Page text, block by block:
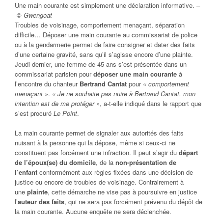
Une main courante est simplement une déclaration informative. –
© Gwengoat
Troubles de voisinage, comportement menaçant, séparation
difficile… Déposer une main courante au commissariat de police
ou à la gendarmerie permet de faire consigner et dater des faits
d’une certaine gravité, sans qu’il s’agisse encore d’une plainte.
Jeudi dernier, une femme de 45 ans s’est présentée dans un
commissariat parisien pourdéposer une main courante à
l’encontre du chanteur Bertrand Cantat pour « comportement
menaçant ». « Je ne souhaite pas nuire à Bertrand Cantat, mon
intention est de me protéger », a-t-elle indiqué dans le rapport que
s’est procuré Le Point.
La main courante permet de signaler aux autorités des faits
nuisant à la personne qui la dépose, même si ceux-ci ne
constituent pas forcément une infraction. Il peut s’agir du départ
de l’époux(se) du domicile, de la non-présentation de
l’enfant conformément aux règles fixées dans une décision de
justice ou encore de troubles de voisinage. Contrairement à
une plainte, cette démarche ne vise pas à poursuivre en justice
l’auteur des faits, qui ne sera pas forcément prévenu du dépôt de
la main courante. Aucune enquête ne sera déclenchée.